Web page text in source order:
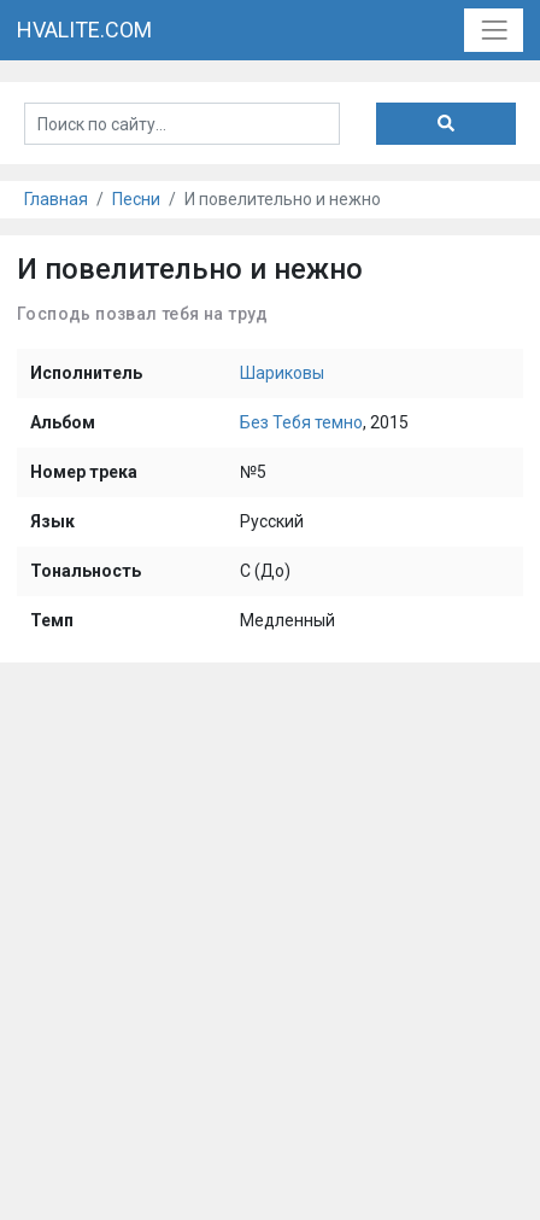
HVALITE.COM
Главная Песни И повелительно и нежно
И повелительно и нежно
Господь позвал тебя на труд
Исполнитель Шариковы
Альбом Без Тебя темно, 2015
Номер трека №5
Язык Русский
Тональность C (До)
Темп Медленный